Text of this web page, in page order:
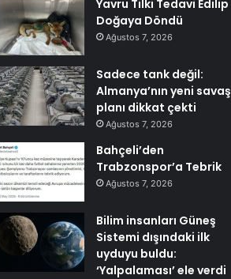
Yavru Tilki Tedavi Edilip
Doğaya Döndü
Ağustos 7, 2026
Sadece tank değil:
Almanya’nın yeni savaş
planı dikkat çekti
Ağustos 7, 2026
Bahçeli’den
Trabzonspor’a Tebrik
Ağustos 7, 2026
Bilim insanları Güneş
Sistemi dışındaki ilk
uyduyu buldu:
‘Yalpalaması’ ele verdi